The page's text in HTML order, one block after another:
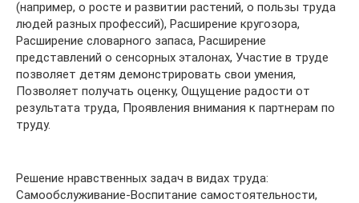
(например, о росте и развитии растений, о пользы труда
людей разных профессий), Расширение кругозора,
Расширение словарного запаса, Расширение
представлений о сенсорных эталонах, Участие в труде
позволяет детям демонстрировать свои умения,
Позволяет получать оценку, Ощущение радости от
результата труда, Проявления внимания к партнерам по
труду.
Решение нравственных задач в видах труда:
Самообслуживание-Воспитание самостоятельности,